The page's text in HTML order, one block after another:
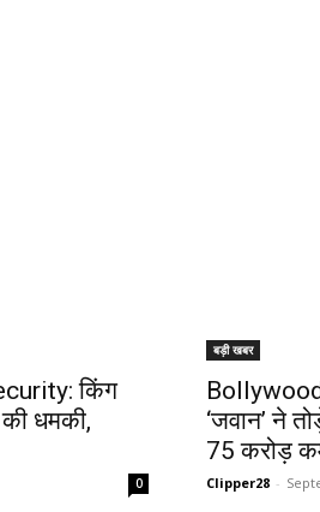
किंग
धमकी,
0
बड़ी खबर
‘जवान’ ने
75 करोड़
Clipper28 -